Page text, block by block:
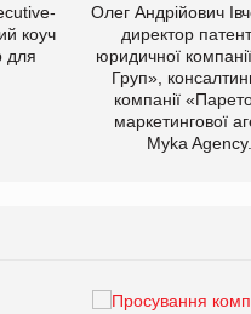
коуч
для
Олег Андрійович
директор
юридичної
Груп»,
компанії
маркетингової
Myka Agency.